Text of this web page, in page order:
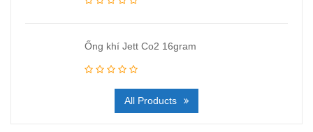
Ống khí Jett Co2 16gram
All Products